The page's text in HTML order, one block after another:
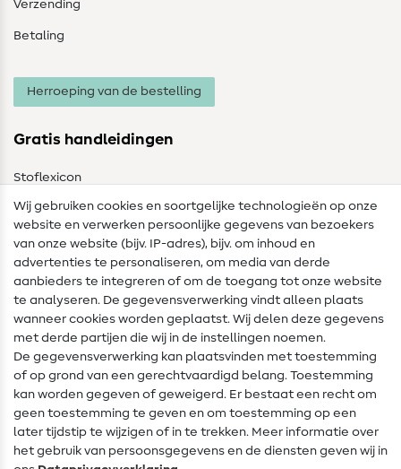
Verzending
Betaling
Herroeping van de bestelling
Gratis handleidingen
Stoflexicon
Naailexicon
Gratis Naaipatronen
Hulp & contact
Contact
Wijziging van eigenaar
FAQ
Herroepingsrecht
Populair
Wij gebruiken cookies en soortgelijke technologieën op onze
website en verwerken persoonlijke gegevens van bezoekers
van onze website (bijv. IP-adres), bijv. om inhoud en
advertenties te personaliseren, om media van derde
aanbieders te integreren of om de toegang tot onze website
te analyseren. De gegevensverwerking vindt alleen plaats
wanneer cookies worden geplaatst. Wij delen deze gegevens
met derde partijen die wij in de instellingen noemen.
De gegevensverwerking kan plaatsvinden met toestemming
of op grond van een gerechtvaardigd belang. Toestemming
kan worden gegeven of geweigerd. Er bestaat een recht om
geen toestemming te geven en om toestemming op een
later tijdstip te wijzigen of in te trekken. Meer informatie over
het gebruik van persoonsgegevens en de diensten geven wij in